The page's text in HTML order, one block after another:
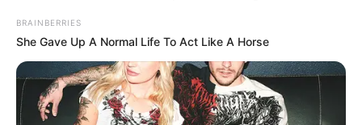
A kedvezmény a személyi jövedelemadó összegét
BRAINBERRIES
She Gave Up A Normal Life To Act Like A Horse